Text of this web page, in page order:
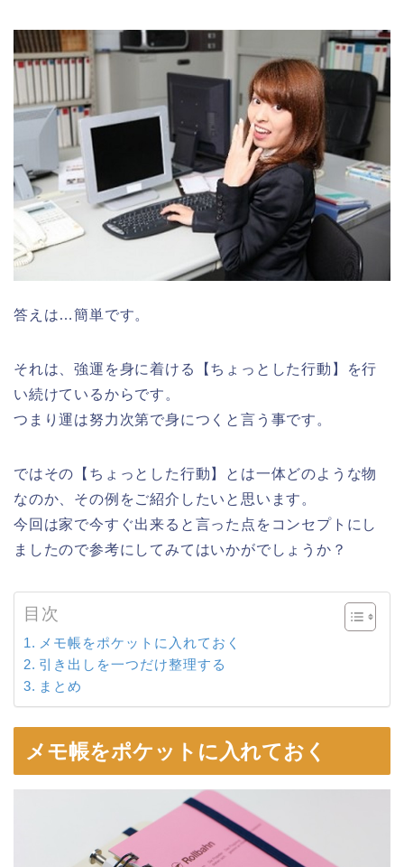
答えは…簡単です。
それは、強運を身に着ける【ちょっとした行動】を行
い続けているからです。
つまり運は努力次第で身につくと言う事です。
ではその【ちょっとした行動】とは一体どのような物
なのか、その例をご紹介したいと思います。
今回は家で今すぐ出来ると言った点をコンセプトにし
ましたので参考にしてみてはいかがでしょうか？
目次
メモ帳をポケットに入れておく
引き出しを一つだけ整理する
まとめ
メモ帳をポケットに入れておく